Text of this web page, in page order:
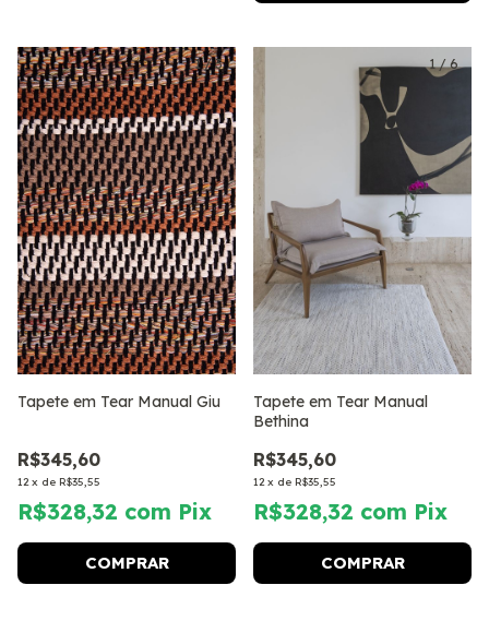
1/3
Tapete em Tear Manual Giu
R$345,60
12 x de R$35,55
R$328,32 com Pix
COMPRAR
1/6
Tapete em Tear Manual
Bethina
R$345,60
12 x de R$35,55
R$328,32 com Pix
COMPRAR